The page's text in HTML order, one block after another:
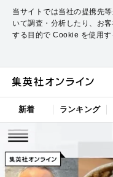
当サイトでは当社の提携先
いて調査・分析したり、お
する目的で Cookie を使用す
新着 ランキング